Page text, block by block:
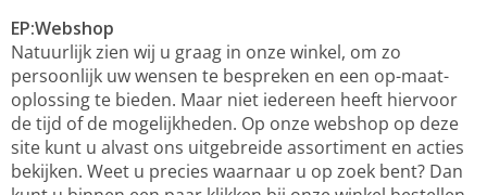
EP:Webshop
Natuurlijk zien wij u graag in onze winkel, om zo
persoonlijk uw wensen te bespreken en een op-maat-
oplossing te bieden. Maar niet iedereen heeft hiervoor
de tijd of de mogelijkheden. Op onze webshop op deze
site kunt u alvast ons uitgebreide assortiment en acties
bekijken. Weet u precies waarnaar u op zoek bent? Dan